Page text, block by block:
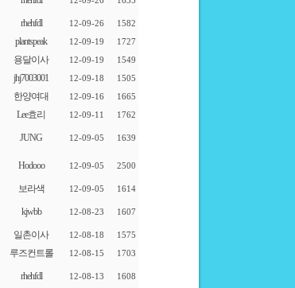
rhehfdl 12-09-26 1582
plantspeak 12-09-19 1727
용달이사 12-09-19 1549
jhj7003001 12-09-18 1505
한양여대 12-09-16 1665
Lee효리 12-09-11 1762
JUNG 12-09-05 1639
Hodooo 12-09-05 2500
보라색 12-09-05 1614
kjwbb 12-08-23 1607
일촌이사 12-08-18 1575
루즈컨트롤 12-08-15 1703
rhehfdl 12-08-13 1608